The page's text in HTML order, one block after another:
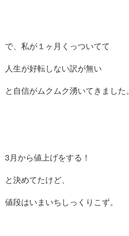
で、私が１ヶ月くっついてて
人生が好転しない訳が無い
と自信がムクムク湧いてきました。
3月から値上げをする！
と決めてたけど、
値段はいまいちしっくりこず。